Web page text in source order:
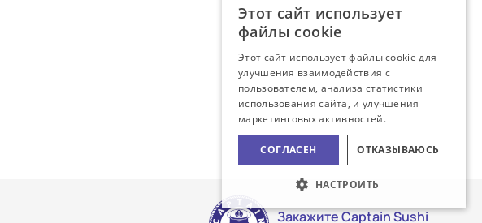
Закажите Captain Sushi
Этот сайт использует
файлы cookie
Этот сайт использует файлы cookie для
улучшения взаимодействия с
пользователем, анализа статистики
использования сайта, и улучшения
маркетинговых активностей.
СОГЛАСЕН ОТКАЗЫВАЮСЬ
НАСТРОИТЬ